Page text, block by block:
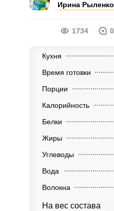
Ирина Рыленко
1734 0
Кухня
Время готовки
Порции
Калорийность
Белки
Жиры
Углеводы
Вода
Волокна
На вес состава